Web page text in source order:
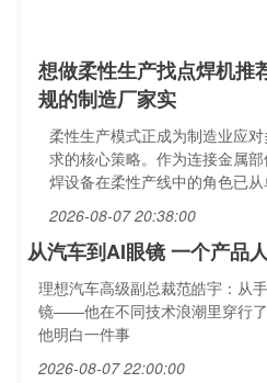
想做柔性生产找点焊机推
规的制造厂家实
柔性生产模式正成为制造业应
求的核心策略。作为连接金属
焊设备在柔性产线中的角色已
2026-08-07 20:38:00
从汽车到AI眼镜 一个产品
理想汽车高级副总裁范皓宇：从
镜——他在不同技术浪潮里穿行
他明白一件事
2026-08-07 22:00:00